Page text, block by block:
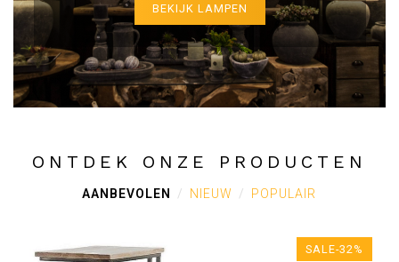
BEKIJK LAMPEN
ONTDEK ONZE PRODUCTEN
AANBEVOLEN NIEUW POPULAIR
SALE-32%